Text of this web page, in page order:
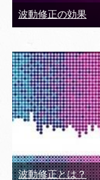
波動修正の効果
波動修正とは？